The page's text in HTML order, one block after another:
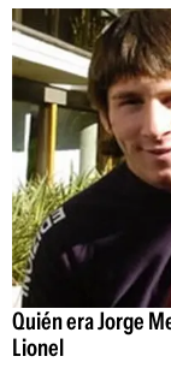
Quién era Jorge
Lionel